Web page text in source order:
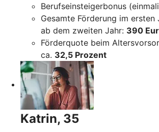
Berufseinsteigerbonus
Gesamte Förderung im ersten
ab dem zweiten Jahr: 390
Förderquote beim
ca. 32,5 Prozent
Katrin, 35